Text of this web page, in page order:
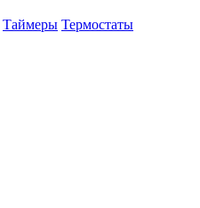
Таймеры Термостаты